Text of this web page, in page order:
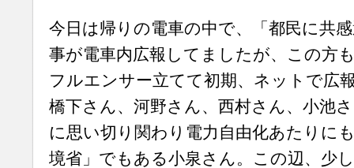
今日は帰りの電車の中で、「都民に共
事が電車内広報してましたが、この方
フルエンサー立てて初期、ネットで広
橋下さん、河野さん、西村さん、小池
に思い切り関わり電力自由化あたりに
境省」でもある小泉さん。この辺、少